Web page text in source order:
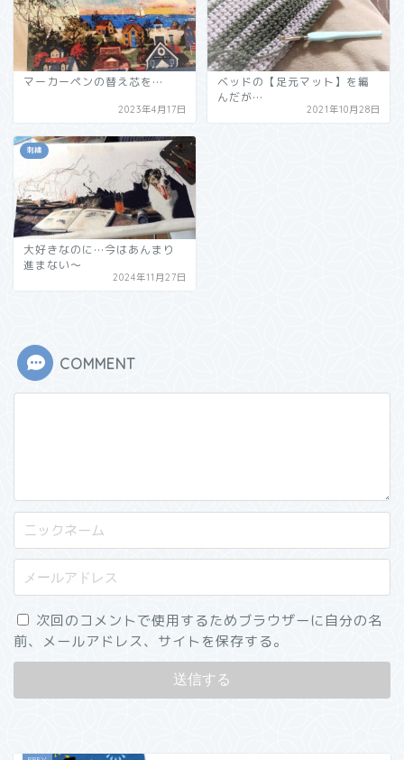
マーカーペンの替え芯を…
2023年4月17日
ベッドの【足元マット】を編
んだが…
2021年10月28日
刺繍
大好きなのに…今はあんまり
進まない～
2024年11月27日
COMMENT
次回のコメントで使用するためブラウザーに自分の名
前、メールアドレス、サイトを保存する。